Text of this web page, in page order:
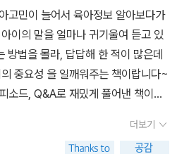
으로 치닫는 일이 없습니다. 사이가
P96 이 외에도 펜실베이니아 주립
따르면 언어능력이 발달한 아이는 감
는 능력이 우수하다고 합니다. 언어
에 “나는 00을 하고 싶어요”라고 자
함으로써 자연스럽게 스트레스를 발
언어능력이 발달하지 못한 아이는
고민이 늘어서 육아정보 알아보다가
이의 말을 얼마나 귀기울여 듣고 있
방법을 몰라, 답답해 한 적이 많은데
중요성 을 일깨워주는 책이랍니다~
소드, Q&A로 재밌게 풀어낸 책이라
더보기